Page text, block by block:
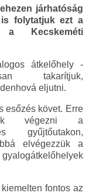
járhatóság
is folytatjuk ezt a
Kecskeméti
átkelőhely -
takarítjuk,
eljutni.
esőzés követ. Erre
végezni a
gyűjtőutakon,
elvégezzük a
fontos az